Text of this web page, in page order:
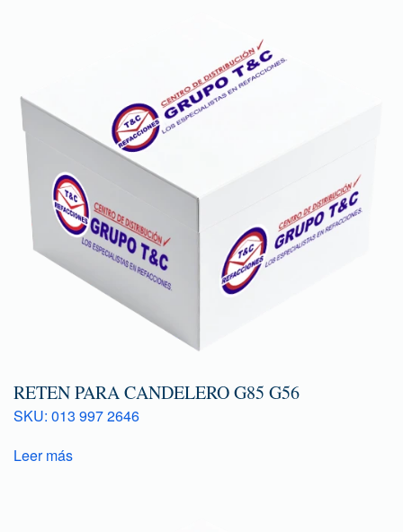
RETEN PARA CANDELERO G85 G56
SKU: 013 997 2646
Leer más